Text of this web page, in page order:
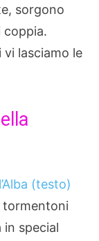
sorgono
coppia.
vi lasciamo le
(testo)
tormentoni
in special